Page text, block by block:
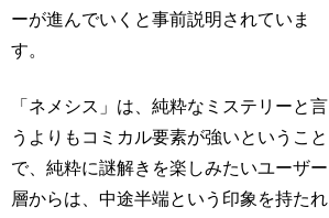
ーが進んでいくと事前説明されていま
す。
「ネメシス」は、純粋なミステリーと言
うよりもコミカル要素が強いということ
で、純粋に謎解きを楽しみたいユーザー
層からは、中途半端という印象を持たれ